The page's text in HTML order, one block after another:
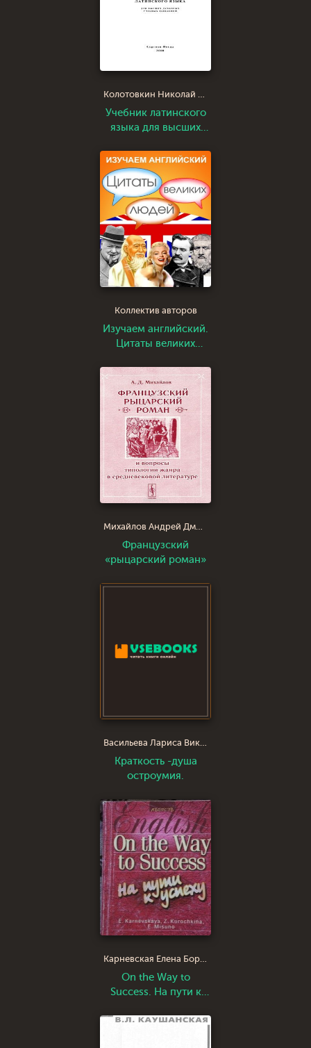
Колотовкин Николай Иннокентьевич
Учебник латинского
языка для высших
заведений
Коллектив авторов
Изучаем английский.
Цитаты великих
Михайлов Андрей Дмитриевич
Французский
«рыцарский роман»
Васильева Лариса Викторовна
Краткость -душа
остроумия.
Карневская Елена Борисовна
On the Way to
Success. На пути к